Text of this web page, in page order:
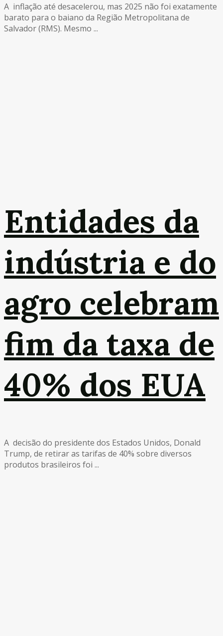
A inflação até desacelerou, mas 2025 não foi exatamente
barato para o baiano da Região Metropolitana de
Salvador (RMS). Mesmo ...
Entidades da
indústria e do
agro celebram
fim da taxa de
40% dos EUA
A decisão do presidente dos Estados Unidos, Donald
Trump, de retirar as tarifas de 40% sobre diversos
produtos brasileiros foi ...